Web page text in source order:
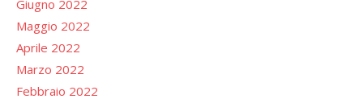
Giugno 2022
Maggio 2022
Aprile 2022
Marzo 2022
Febbraio 2022